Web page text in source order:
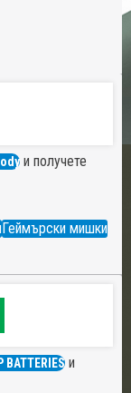
и получете
Геймърски мишки
BATTERIES и